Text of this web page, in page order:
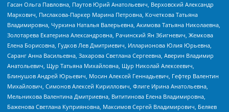
Гасан Ольга Павловна, Паутов Юрий Анатольевич, Верховский Александр
Маркович, Пислакова-Паркер Марина Петровна, Кочеткова Татьяна
Владимировна, Чуркина Наталья Валерьевна, Акимова Татьяна Николаевна,
Золотарева Екатерина Александровна, Рачинский Ян Збигневич, Жемкова
Елена Борисовна, Гудков Лев Дмитриевич, Илларионова Юлия Юрьевна,
Саранг Анна Васильевна, Захарова Светлана Сергеевна, Аверин Владимир
Анатольевич, Щур Татьяна Михайловна, Щур Николай Алексеевич,
Блинушов Андрей Юрьевич, Мосин Алексей Геннадьевич, Гефтер Валентин
Михайлович, Симонов Алексей Кириллович, Флиге Ирина Анатольевна,
Мельникова Валентина Дмитриевна, Вититинова Елена Владимировна,
Баженова Светлана Куприяновна, Максимов Сергей Владимирович, Беляев